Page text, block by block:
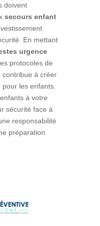
doivent
secours enfant
En mettant
urgence
protocoles de
contribue à créer
les enfants.
à votre
sécurité face à
responsabilité
préparation